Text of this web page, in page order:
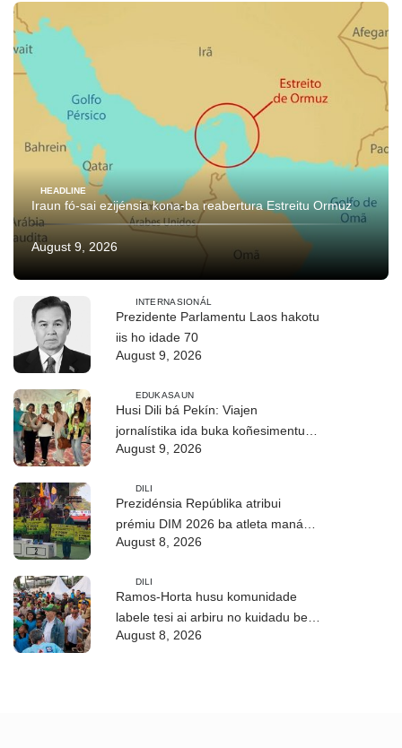
HEADLINE
Iraun fó-sai ezijénsia kona-ba reabertura Estreitu Ormuz
August 9, 2026
INTERNASIONÁL
Prezidente Parlamentu Laos hakotu
iis ho idade 70
August 9, 2026
EDUKASAUN
Husi Dili bá Pekín: Viajen
jornalístika ida buka koñesimentu
foun (Parte I)
August 9, 2026
DILI
Prezidénsia Repúblika atribui
prémiu DIM 2026 ba atleta manán-
na’in sira
August 8, 2026
DILI
Ramos-Horta husu komunidade
labele tesi ai arbiru no kuidadu bee-
matan
August 8, 2026